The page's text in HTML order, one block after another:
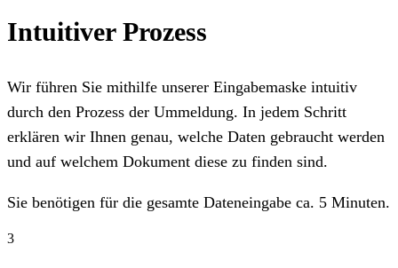
Intuitiver Prozess
Wir führen Sie mithilfe unserer Eingabemaske intuitiv
durch den Prozess der Ummeldung. In jedem Schritt
erklären wir Ihnen genau, welche Daten gebraucht werden
und auf welchem Dokument diese zu finden sind.
Sie benötigen für die gesamte Dateneingabe ca. 5 Minuten.
3